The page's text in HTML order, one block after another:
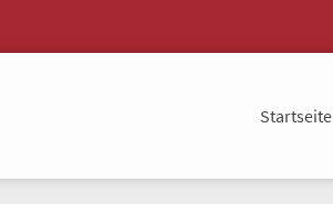
Startseite